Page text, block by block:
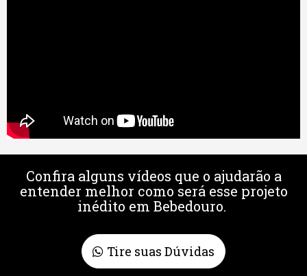
Confira alguns vídeos que o ajudarão a
entender melhor como será esse projeto
inédito em Bebedouro.
Tire suas Dúvidas